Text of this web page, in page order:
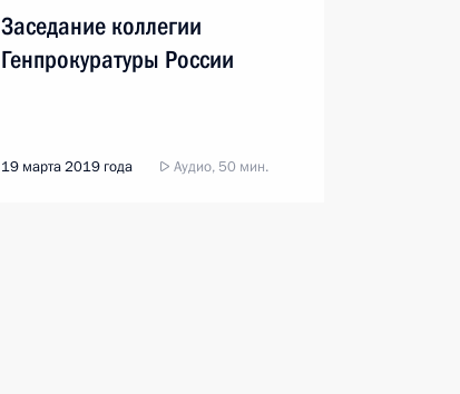
Заседание коллегии
Генпрокуратуры России
19 марта 2019 года Аудио, 50 мин.